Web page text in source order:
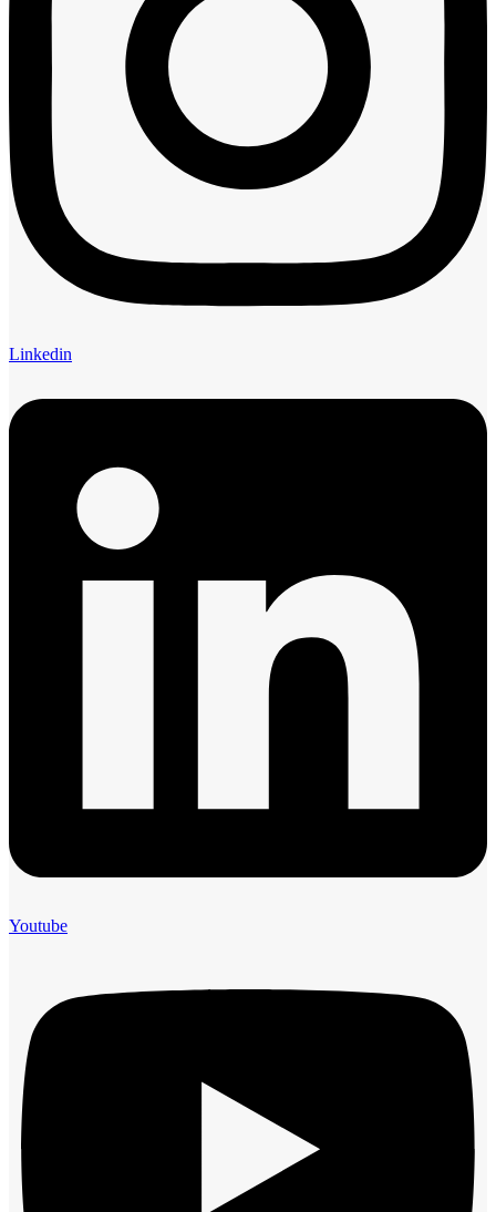
Linkedin
Youtube